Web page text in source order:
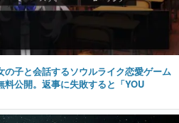
の子と会話するソウルライク恋愛ゲーム
料公開。返事に失敗すると「YOU